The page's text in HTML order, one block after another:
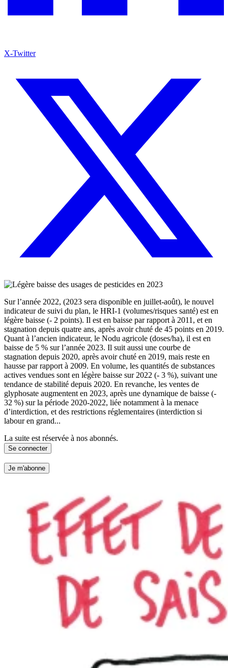
X-Twitter
Sur l’année 2022, (2023 sera disponible en juillet-août), le nouvel
indicateur de suivi du plan, le HRI-1 (volumes/risques santé) est en
légère baisse (- 2 points). Il est en baisse par rapport à 2011, et en
stagnation depuis quatre ans, après avoir chuté de 45 points en 2019.
Quant à l’ancien indicateur, le Nodu agricole (doses/ha), il est en
baisse de 5 % sur l’année 2023. Il suit aussi une courbe de
stagnation depuis 2020, après avoir chuté en 2019, mais reste en
hausse par rapport à 2009. En volume, les quantités de substances
actives vendues sont en légère baisse sur 2022 (- 3 %), suivant une
tendance de stabilité depuis 2020. En revanche, les ventes de
glyphosate augmentent en 2023, après une dynamique de baisse (-
32 %) sur la période 2020-2022, liée notamment à la menace
d’interdiction, et des restrictions réglementaires (interdiction si
labour en grand...
La suite est réservée à nos abonnés.
Se connecter
Je m'abonne